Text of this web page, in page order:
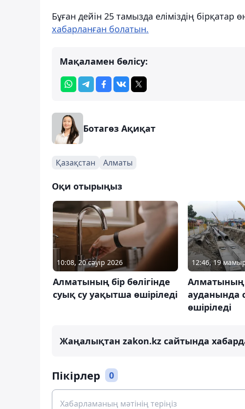
Бұған дейін 25 тамызда еліміздің
хабарланған болатын.
Мақаламен бөлісу:
Ботагөз Ақиқат
Қазақстан Алматы
Оқи отырыңыз
10:08, 20 сәуір 2026
Алматының бір бөлігінде
суық су уақытша өшіріледі
12:46, 19
Алматының
ауданында
өшіріледі
Жаңалықтан zakon.kz сайтында
Пікірлер 0